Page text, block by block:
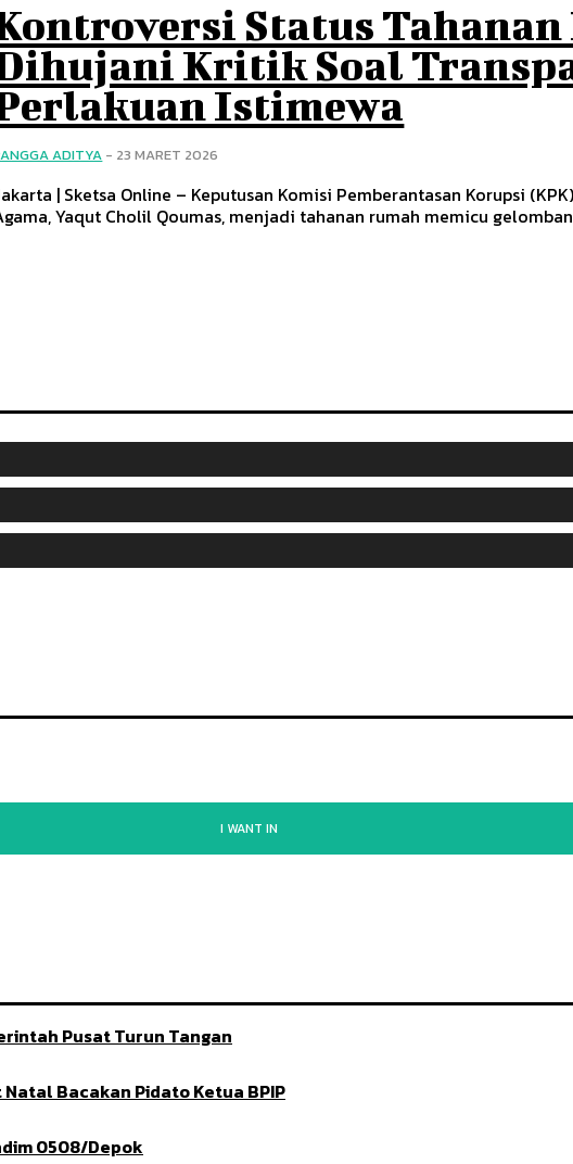
Status Tahanan
Kritik Soal
Istimewa
ADITYA - 23 MARET 2026
| Sketsa Online – Keputusan Komisi Pemberantasan Korupsi
Yaqut Cholil Qoumas, menjadi tahanan rumah memicu
I WANT IN
Pusat Turun Tangan
Bacakan Pidato Ketua BPIP
0508/Depok